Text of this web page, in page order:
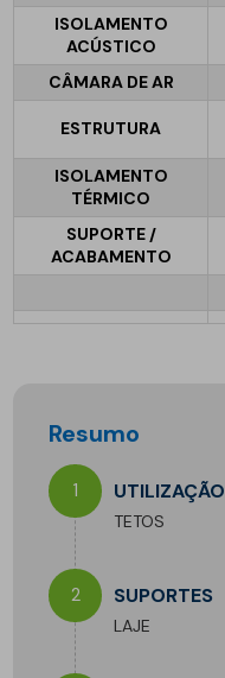
ISOLAMENTO
ACÚSTICO
CÂMARA DE AR
ESTRUTURA
ISOLAMENTO
TÉRMICO
SUPORTE /
ACABAMENTO
Resumo
1 UTILIZAÇÃO
TETOS
2 SUPORTES
LAJE